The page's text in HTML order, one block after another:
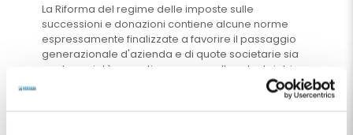
La Riforma del regime delle imposte sulle
successioni e donazioni contiene alcune norme
espressamente finalizzate a favorire il passaggio
generazionale d'azienda e di quote societarie sia
per le società operative come quella odontoiatrica
che per le holding, le immobiliari e le società
semplici. L'abolizione contestuale del coacervo ha